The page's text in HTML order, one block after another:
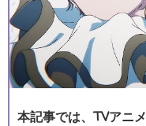
本記事では、TVアニメ